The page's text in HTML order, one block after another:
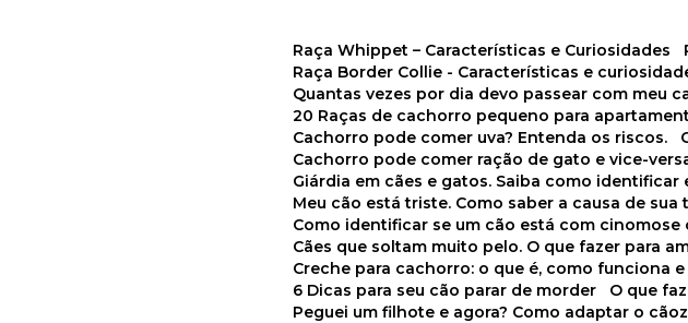
Raça Whippet – Características e Curiosidades
Raça Border Collie - Características e
Quantas vezes por dia devo passear com meu
20 Raças de cachorro pequeno para
Cachorro pode comer uva? Entenda os riscos.
Cachorro pode comer ração de gato e vice-
Giárdia em cães e gatos. Saiba como identificar
Meu cão está triste. Como saber a causa de sua
Como identificar se um cão está com cinomose
Cães que soltam muito pelo. O que fazer para
Creche para cachorro: o que é, como funciona
6 Dicas para seu cão parar de morder
O que
Peguei um filhote e agora? Como adaptar o